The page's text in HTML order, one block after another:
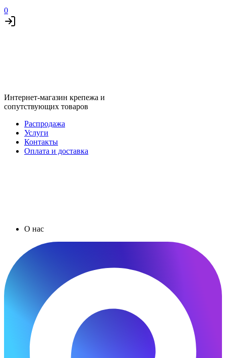
0
Интернет-магазин крепежа и
сопутствующих товаров
Распродажа
Услуги
Контакты
Оплата и доставка
О нас